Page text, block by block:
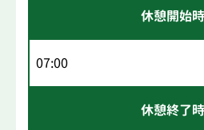
休憩開始
07:00
休憩終了